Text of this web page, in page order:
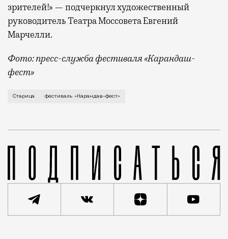
зрителей!» — подчеркнул художественный
руководитель Театра Моссовета Евгений
Марчелли.
Фото: пресс-служба фестиваля «Карандаш-
фест»
В минувший уикенд маленькая Старица в
Старица фестиваль «Карандаш-фест»